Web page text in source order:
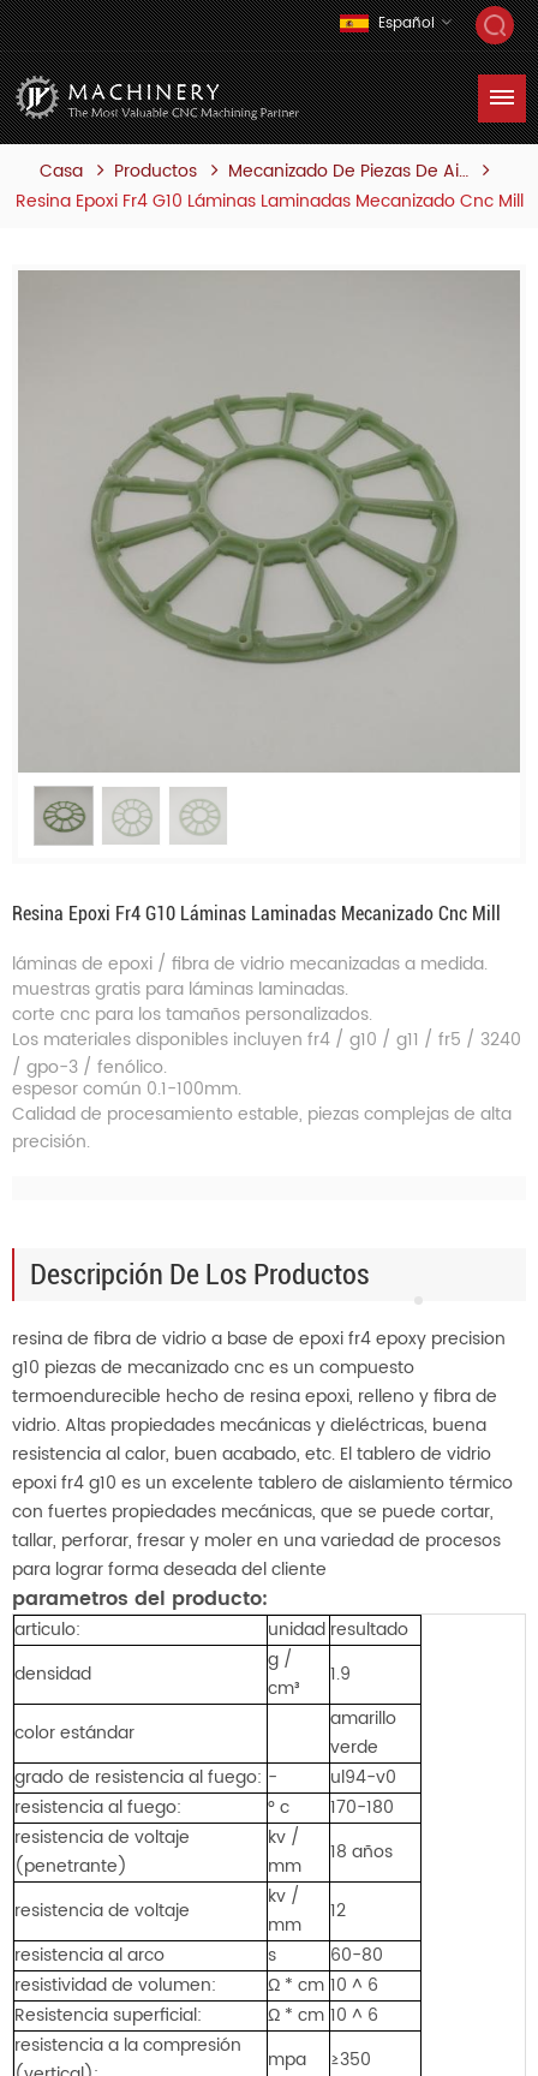
Español
Casa Productos
Mecanizado De Piezas De Aislamiento
Resina Epoxi Fr4 G10 Láminas Laminadas Mecanizado Cnc Mill
Resina Epoxi Fr4 G10 Láminas Laminadas Mecanizado Cnc Mill
láminas de epoxi / fibra de vidrio mecanizadas a medida.
muestras gratis para láminas laminadas.
corte cnc para los tamaños personalizados.
Los materiales disponibles incluyen fr4 / g10 / g11 / fr5 / 3240
/ gpo-3 / fenólico.
espesor común 0.1-100mm.
Calidad de procesamiento estable, piezas complejas de alta
precisión.
Descripción De Los Productos
resina de fibra de vidrio a base de epoxi fr4 epoxy precision
g10 piezas de mecanizado cnc es un compuesto
termoendurecible hecho de resina epoxi, relleno y fibra de
vidrio. Altas propiedades mecánicas y dieléctricas, buena
resistencia al calor, buen acabado, etc. El tablero de vidrio
epoxi fr4 g10 es un excelente tablero de aislamiento térmico
con fuertes propiedades mecánicas, que se puede cortar,
tallar, perforar, fresar y moler en una variedad de procesos
para lograr forma deseada del cliente
parametros del producto:
articulo: unidad resultado
densidad
g /
cm³
1.9
color estándar
amarillo
verde
grado de resistencia al fuego: -
ul94-v0
resistencia al fuego:
° c
170-180
resistencia de voltaje
(penetrante)
kv /
mm
18 años
resistencia de voltaje
kv /
mm
12
resistencia al arco
s
60-80
resistividad de volumen:
Ω * cm 10 ^ 6
Resistencia superficial:
Ω * cm 10 ^ 6
resistencia a la compresión
mpa
≥350